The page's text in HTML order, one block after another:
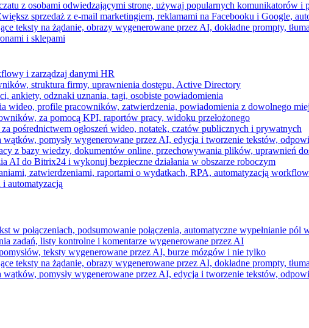
z osobami odwiedzającymi stronę, używaj popularnych komunikatorów i
sprzedaż z e-mail marketingiem, reklamami na Facebooku i Google,
teksty na żądanie, obrazy wygenerowane przez AI, dokładne prompty,
i sklepami
i zarządzaj danymi HR
struktura firmy, uprawnienia dostępu, Active Directory
ankiety, odznaki uznania, tagi, osobiste powiadomienia
wideo, profile pracowników, zatwierdzenia, powiadomienia z dowolnego
za pomocą KPI, raportów pracy, widoku przełożonego
pośrednictwem ogłoszeń wideo, notatek, czatów publicznych i prywatnych
wątków, pomysły wygenerowane przez AI, edycja i tworzenie tekstów,
z bazy wiedzy, dokumentów online, przechowywania plików, uprawnień
AI do Bitrix24 i wykonuj bezpieczne działania w obszarze roboczym
zatwierdzeniami, raportami o wydatkach, RPA, automatyzacją workflow
automatyzacją
w połączeniach, podsumowanie połączenia, automatyczne wypełnianie pól
zadań, listy kontrolne i komentarze wygenerowane przez AI
teksty wygenerowane przez AI, burze mózgów i nie tylko
teksty na żądanie, obrazy wygenerowane przez AI, dokładne prompty,
wątków, pomysły wygenerowane przez AI, edycja i tworzenie tekstów,